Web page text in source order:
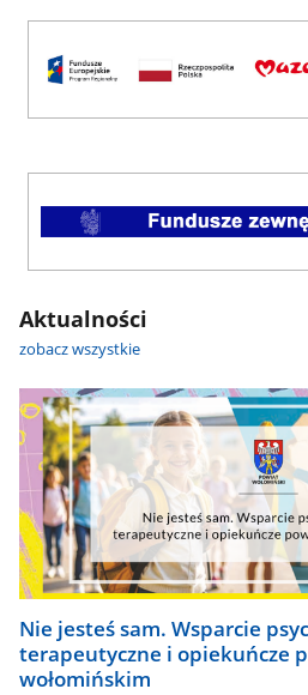
Aktualności
zobacz wszystkie
Nie jesteś sam. Wsparcie
terapeutyczne i opiekuńcze
wołomińskim